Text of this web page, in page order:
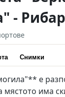
-
Снимки
е
мястото има